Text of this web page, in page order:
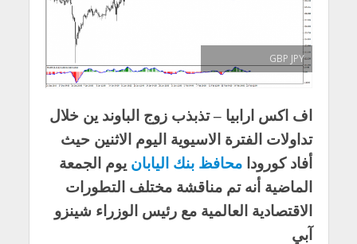
GBP JPY
اف اكس ارابيا – تذبذب زوج الباوند ين خلال
تداولات الفترة الاسيوية اليوم الاثنين حيث
أفاد كورودامحافظ بنك اليابان يوم الجمعة
الماضية أنه تم مناقشة مختلف التطورات
الاقتصادية العالمية مع رئيس الوزراء شينزو
آبي